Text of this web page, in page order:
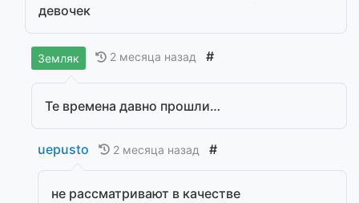
девочек
Земляк 2 месяца назад #
Те времена давно прошли…
uepusto 2 месяца назад #
не рассматривают в качестве